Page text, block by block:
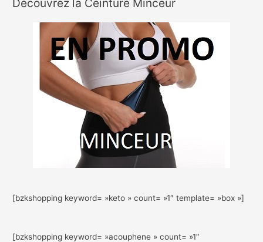
[bzkshopping keyword= »keto » count= »1″ template= »box »]
[bzkshopping keyword= »acouphene » count= »1″